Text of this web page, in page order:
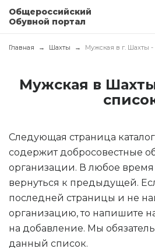
Общероссийский
Обувной портал
Главная Шахты Мужская в г. Шахты -
Мужская в
Следующая страница
содержит добросовестные
организации. В любое
вернуться к предыдущей.
последней страницы и не
организацию, то напишите
на добавление. Мы
данный список.